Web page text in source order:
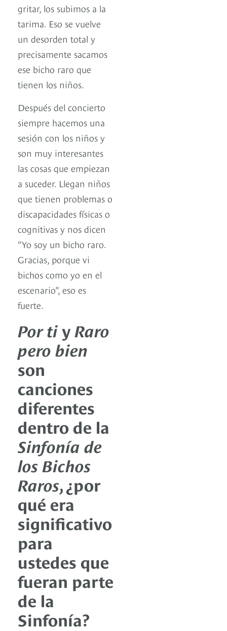
gritar, los subimos a la
tarima. Eso se vuelve
un desorden total y
precisamente sacamos
ese bicho raro que
tienen los niños.
Después del concierto
siempre hacemos una
sesión con los niños y
son muy interesantes
las cosas que empiezan
a suceder. Llegan niños
que tienen problemas o
discapacidades físicas o
cognitivas y nos dicen
“Yo soy un bicho raro.
Gracias, porque vi
bichos como yo en el
escenario”, eso es
fuerte.
Por tiy Raro
pero bien
son
canciones
diferentes
dentro de la
Sinfonía de
los Bichos
Raros, ¿por
qué era
significativo
para
ustedes que
fueran parte
de la
Sinfonía?